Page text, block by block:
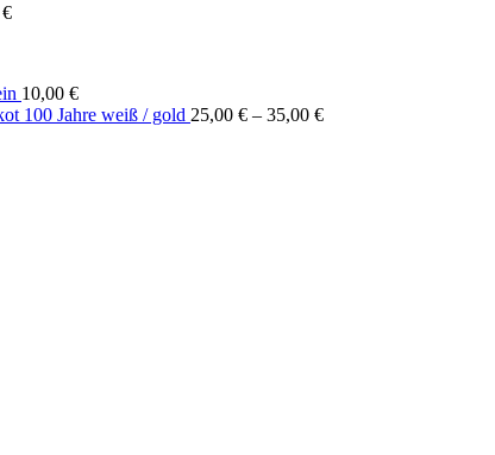
€
10,00 €
100 Jahre weiß / gold 25,00 € – 35,00 €Preisspanne: